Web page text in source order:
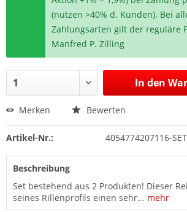
(nutzen >40% d. Kunden). Bei
Zahlungsarten gilt der reguläre
Manfred P. Zilling
In den
Merken Bewerten
Artikel-Nr.: 4054774207116-SET
Beschreibung
Set bestehend aus 2 Produkten! Dieser
seines Rillenprofils einen sehr... mehr